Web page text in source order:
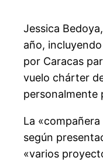
Jessica
año,
por Caracas
vuelo chárter
personalmente
La
según
«varios